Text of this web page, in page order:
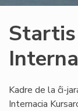
Kadre de la ĉi-
Internacia